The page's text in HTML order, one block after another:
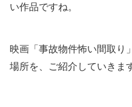
い作品ですね。
映画「事故物件怖い間取り
場所を、ご紹介していきま